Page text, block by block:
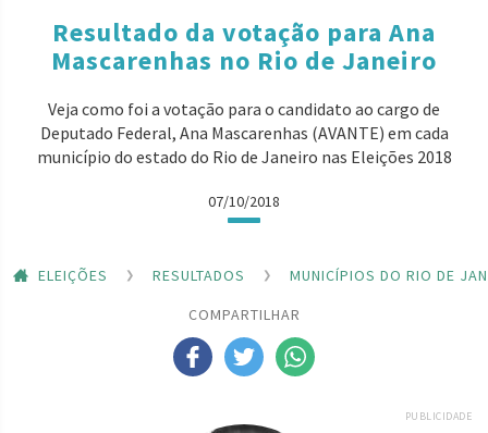
Resultado da votação para Ana
Mascarenhas no Rio de Janeiro
Veja como foi a votação para o candidato ao cargo de
Deputado Federal, Ana Mascarenhas (AVANTE) em cada
município do estado do Rio de Janeiro nas Eleições 2018
07/10/2018
ELEIÇÕES RESULTADOS
MUNICÍPIOS DO RIO DE
COMPARTILHAR
PUBLICIDADE